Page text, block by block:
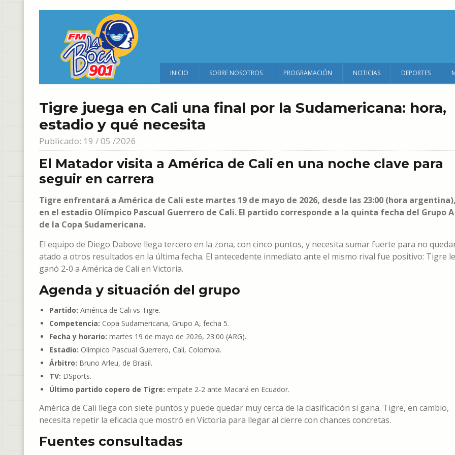
INICIO SOBRE NOSOTROS PROGRAMACIÓN NOTICIAS DEPORTES
Tigre juega en Cali una final por la Sudamericana: hora,
estadio y qué necesita
Publicado: 19 / 05 /2026
El Matador visita a América de Cali en una noche clave para
seguir en carrera
Tigre enfrentará a América de Cali este martes 19 de mayo de 2026, desde las 23:00 (hora
en el estadio Olímpico Pascual Guerrero de Cali. El partido corresponde a la quinta fecha del Grupo A
de la Copa Sudamericana.
El equipo de Diego Dabove llega tercero en la zona, con cinco puntos, y necesita sumar fuerte para no
atado a otros resultados en la última fecha. El antecedente inmediato ante el mismo rival fue positivo: Tigre le
ganó 2-0 a América de Cali en Victoria.
Agenda y situación del grupo
Partido: América de Cali vs Tigre.
Competencia: Copa Sudamericana, Grupo A, fecha 5.
Fecha y horario: martes 19 de mayo de 2026, 23:00 (ARG).
Estadio: Olímpico Pascual Guerrero, Cali, Colombia.
Árbitro: Bruno Arleu, de Brasil.
TV: DSports.
Último partido copero de Tigre: empate 2-2 ante Macará en Ecuador.
América de Cali llega con siete puntos y puede quedar muy cerca de la clasificación si gana. Tigre, en cambio,
necesita repetir la eficacia que mostró en Victoria para llegar al cierre con chances concretas.
Fuentes consultadas